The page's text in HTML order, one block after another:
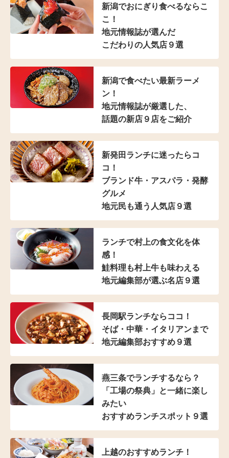
新潟でおにぎり食べるならこ
こ！
地元情報誌が選んだ
こだわりの人気店９選
新潟で食べたい最新ラーメ
ン！
地元情報誌が厳選した、
話題の新店９店をご紹介
新発田ランチに迷ったらコ
コ！
ブランド牛・アスパラ ・発酵
グルメ
地元民も通う人気店９選
ランチで村上の食文化を体
感！
鮭料理も村上牛も味わえる
地元編集部が選ぶ名店９選
長岡駅ランチならココ！
そば・中華・イタリアンまで
地元編集部おすすめ９選
燕三条でランチするなら？
「工場の祭典」と一緒に楽し
みたい
おすすめランチスポット９選
上越のおすすめランチ！